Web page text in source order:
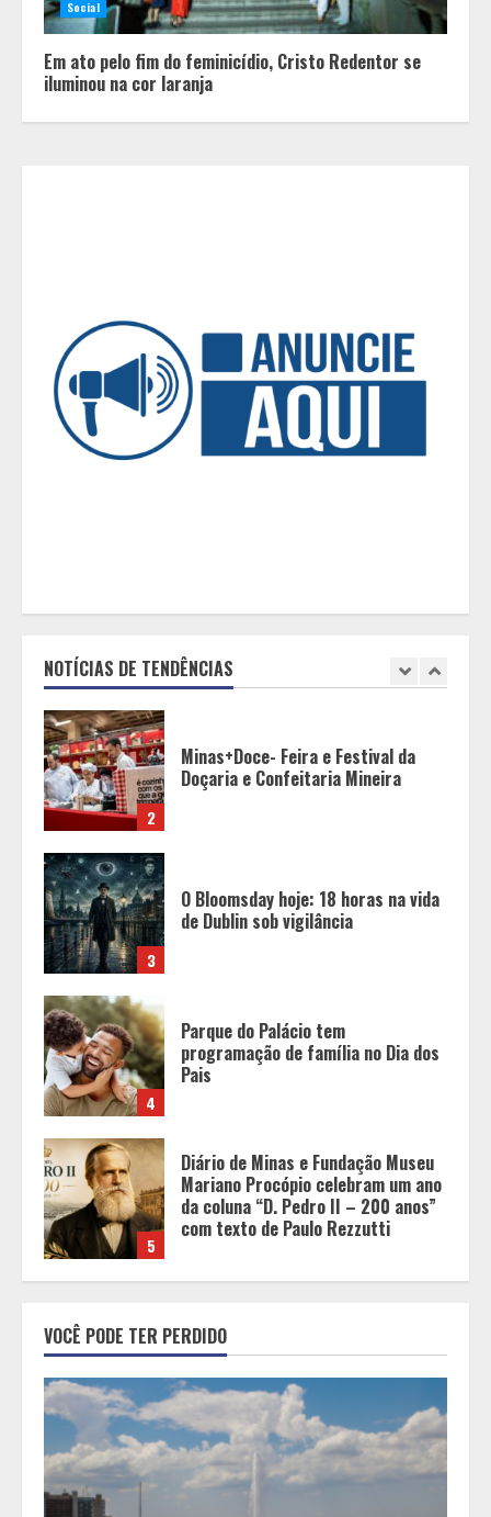
Social
Em ato pelo fim do feminicídio, Cristo Redentor se
iluminou na cor laranja
NOTÍCIAS DE TENDÊNCIAS
O Bloomsday hoje: 18 horas na vida
de Dublin sob vigilância
5
Mariano Procópio celebram um ano
da coluna “D. Pedro II – 200 anos”
com texto de Paulo Rezzutti
Chegada da seca impulsiona ritmo
2
Minas+Doce- Feira e Festival da
3
O Bloomsday hoje: 18 horas na vida
de Dublin sob vigilância
4
Parque do Palácio tem
programação de família no Dia dos
Pais
5
Diário de Minas e Fundação Museu
Mariano Procópio celebram um ano
da coluna “D. Pedro II – 200 anos”
com texto de Paulo Rezzutti
1
Chegada da seca impulsiona ritmo
das obras e reforça perspectivas
para a construção civil no DF
Minas+Doce- Feira e Festival da
Doçaria e Confeitaria Mineira
O Bloomsday hoje: 18 horas na vida
de Dublin sob vigilância
VOCÊ PODE TER PERDIDO